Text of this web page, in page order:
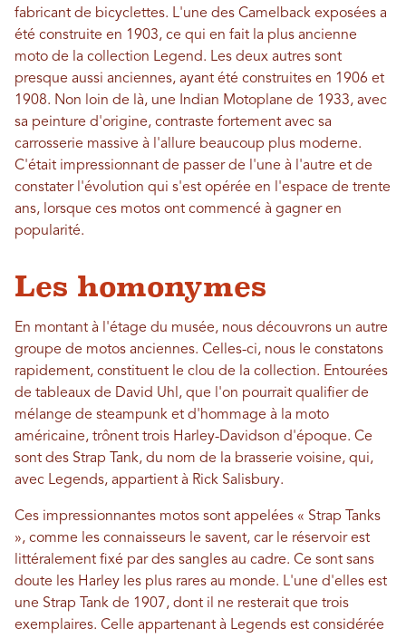
fabricant de bicyclettes. L'une des Camelback exposées a
été construite en 1903, ce qui en fait la plus ancienne
moto de la collection Legend. Les deux autres sont
presque aussi anciennes, ayant été construites en 1906 et
1908. Non loin de là, une Indian Motoplane de 1933, avec
sa peinture d'origine, contraste fortement avec sa
carrosserie massive à l'allure beaucoup plus moderne.
C'était impressionnant de passer de l'une à l'autre et de
constater l'évolution qui s'est opérée en l'espace de trente
ans, lorsque ces motos ont commencé à gagner en
popularité.
Les homonymes
En montant à l'étage du musée, nous découvrons un autre
groupe de motos anciennes. Celles-ci, nous le constatons
rapidement, constituent le clou de la collection. Entourées
de tableaux de David Uhl, que l'on pourrait qualifier de
mélange de steampunk et d'hommage à la moto
américaine, trônent trois Harley-Davidson d'époque. Ce
sont des Strap Tank, du nom de la brasserie voisine, qui,
avec Legends, appartient à Rick Salisbury.
Ces impressionnantes motos sont appelées « Strap Tanks
», comme les connaisseurs le savent, car le réservoir est
littéralement fixé par des sangles au cadre. Ce sont sans
doute les Harley les plus rares au monde. L'une d'elles est
une Strap Tank de 1907, dont il ne resterait que trois
exemplaires. Celle appartenant à Legends est considérée